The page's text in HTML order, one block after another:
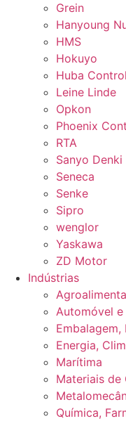
Grein
Hanyoung
HMS
Hokuyo
Huba Control
Leine Linde
Opkon
Phoenix
RTA
Sanyo Denki
Seneca
Senke
Sipro
wenglor
Yaskawa
ZD Motor
Indústrias
Automóvel
Embalagem,
Energia,
Marítima
Materiais de
Química,